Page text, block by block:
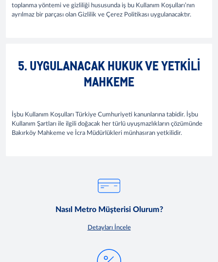
toplanma yöntemi ve gizliliği hususunda iş bu Kullanım Koşulları’nın
ayrılmaz bir parçası olan Gizlilik ve Çerez Politikası uygulanacaktır.
5. UYGULANACAK HUKUK VE YETKILI
MAHKEME
İşbu Kullanım Koşulları Türkiye Cumhuriyeti kanunlarına tabidir. İşbu
Kullanım Şartları ile ilgili doğacak her türlü uyuşmazlıkların çözümünde
Bakırköy Mahkeme ve İcra Müdürlükleri münhasıran yetkilidir.
Nasıl Metro Müşterisi Olurum?
Detayları İncele